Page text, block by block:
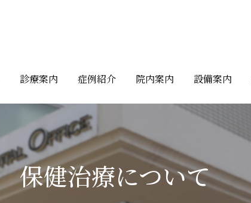
診療案内 症例紹介 院内案内 設備案内
保健治療について